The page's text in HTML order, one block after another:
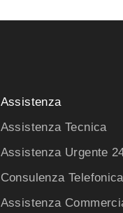
Assistenza
Assistenza Tecnica
Assistenza Urgente
Consulenza Telefonica
Assistenza